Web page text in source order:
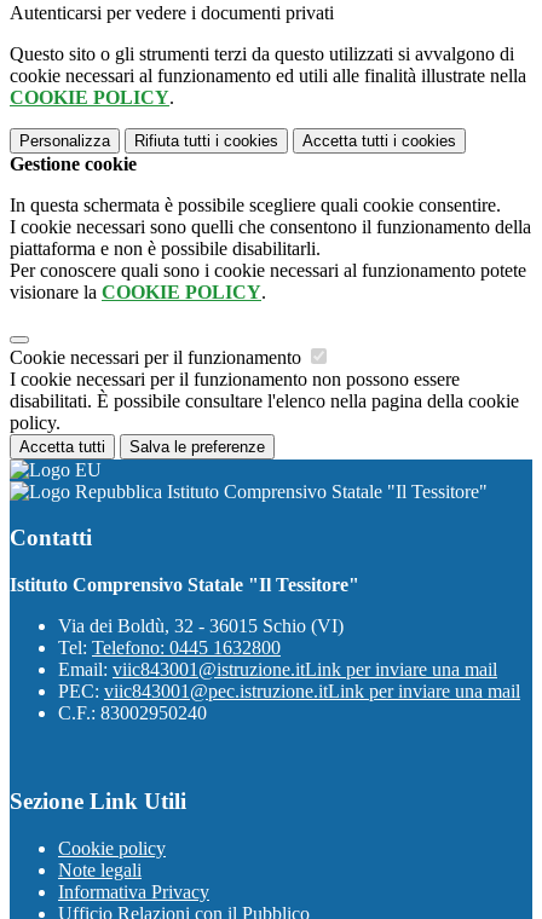
Autenticarsi per vedere i documenti privati
Questo sito o gli strumenti terzi da questo utilizzati si avvalgono di
cookie necessari al funzionamento ed utili alle finalità illustrate nella
COOKIE POLICY.
Personalizza Rifiuta tutti i cookies Accetta tutti i cookies
Gestione cookie
In questa schermata è possibile scegliere quali cookie consentire.
I cookie necessari sono quelli che consentono il funzionamento della
piattaforma e non è possibile disabilitarli.
Per conoscere quali sono i cookie necessari al funzionamento potete
visionare la COOKIE POLICY.
Cookie necessari per il funzionamento
I cookie necessari per il funzionamento non possono essere
disabilitati. È possibile consultare l'elenco nella pagina della cookie
policy.
Accetta tutti Salva le preferenze
Istituto Comprensivo Statale "Il Tessitore"
Contatti
Istituto Comprensivo Statale "Il Tessitore"
Via dei Boldù, 32 - 36015 Schio (VI)
Tel: Telefono: 0445 1632800
Email: viic843001@istruzione.itLink per inviare una mail
PEC: viic843001@pec.istruzione.itLink per inviare una mail
C.F.: 83002950240
Sezione Link Utili
Cookie policy
Note legali
Informativa Privacy
Ufficio Relazioni con il Pubblico